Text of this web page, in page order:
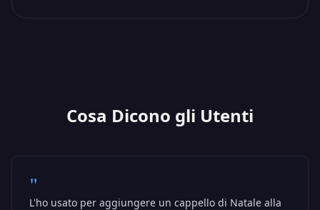
Cosa Dicono gli Utenti
"
L'ho usato per aggiungere un cappello di Natale alla